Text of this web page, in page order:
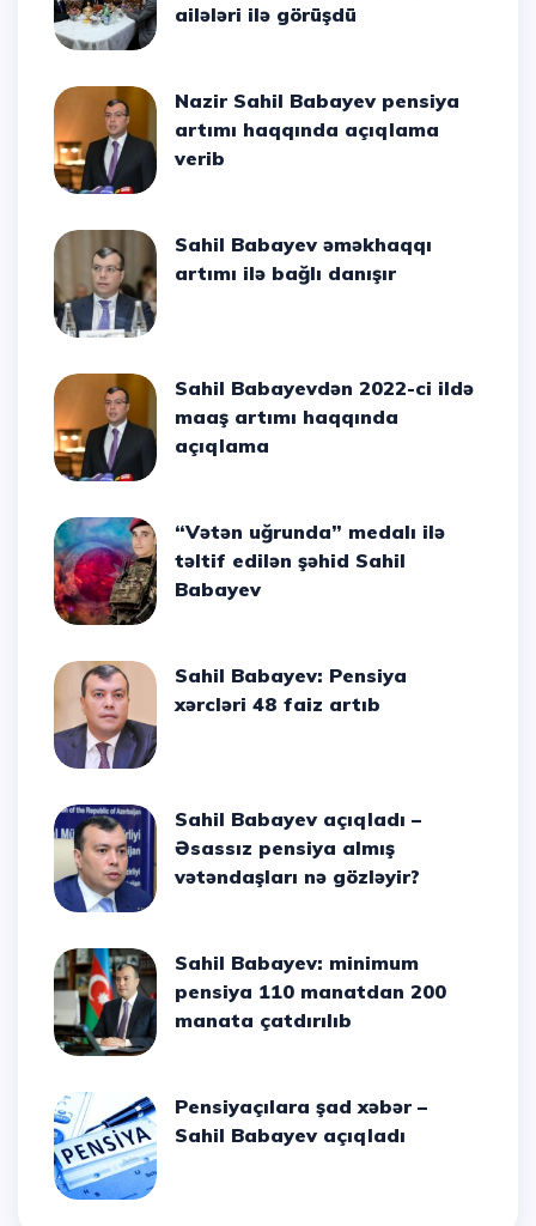
ailələri ilə görüşdü
Nazir Sahil Babayev pensiya
artımı haqqında açıqlama
verib
Sahil Babayev əməkhaqqı
artımı ilə bağlı danışır
Sahil Babayevdən 2022-ci ildə
maaş artımı haqqında
açıqlama
“Vətən uğrunda” medalı ilə
təltif edilən şəhid Sahil
Babayev
Sahil Babayev: Pensiya
xərcləri 48 faiz artıb
Sahil Babayev açıqladı –
Əsassız pensiya almış
vətəndaşları nə gözləyir?
Sahil Babayev: minimum
pensiya 110 manatdan 200
manata çatdırılıb
Pensiyaçılara şad xəbər –
Sahil Babayev açıqladı